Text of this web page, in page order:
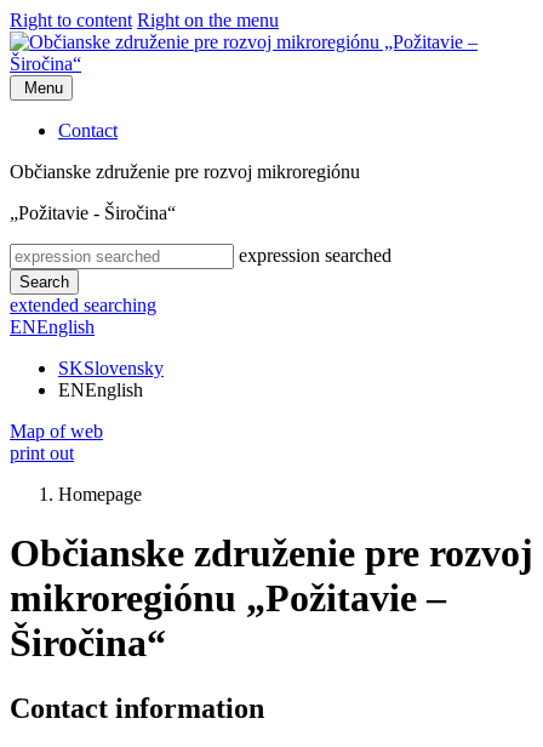
Right to content Right on the menu
Menu
Contact
Občianske združenie pre rozvoj mikroregiónu
„Požitavie - Širočina“
expression searched
Search
extended searching
ENEnglish
SKSlovensky
ENEnglish
Map of web
print out
Homepage
Občianske združenie pre rozvoj
mikroregiónu „Požitavie –
Širočina“
Contact information